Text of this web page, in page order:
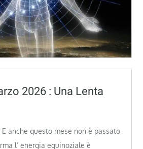
2026 : Una Lenta
anche questo mese non è passato
l’ energia equinoziale è